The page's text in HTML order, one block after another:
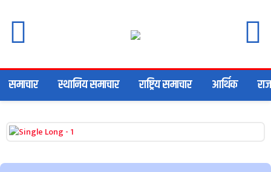
समाचार स्थानिय समाचार राष्ट्रिय समाचार आर्थिक